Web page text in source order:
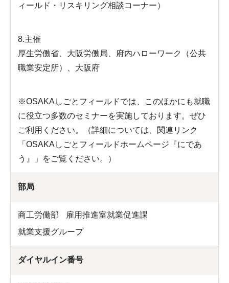
ィールド・リスキリング相談コーナー）
8.主催
厚生労働省、大阪労働局、府内ハローワーク（公共
職業安定所）、大阪府
※OSAKAしごとフィールドでは、このほかにも就職
に役立つ多数のセミナーを実施しております。ぜひ
ご利用ください。（詳細については、関連リンク
「OSAKAしごとフィールドホームページ『にであ
う』」をご覧ください。）
部局
商工労働部
雇用推進室就業促進課
就業支援グループ
ダイヤルイン番号